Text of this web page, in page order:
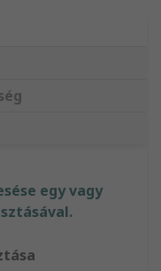
egy vagy